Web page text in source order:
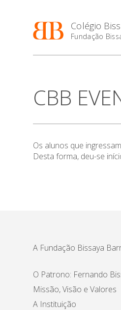
Colégio
Fundação
CBB
Os alunos que
Desta forma, deu-se
A Fundação Bissaya
O Patrono: Fernando
Missão, Visão e Valores
A Instituição